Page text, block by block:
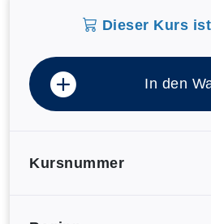
Dieser Kurs
In den
Kursnummer